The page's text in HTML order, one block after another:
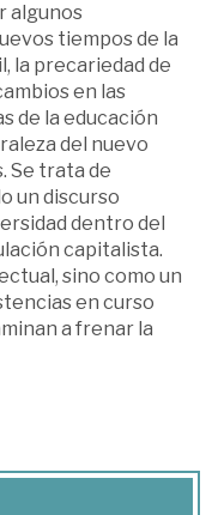
algunos
tiempos de la
la precariedad de
en las
de la educación
del nuevo
Se trata de
un discurso
dentro del
capitalista.
sino como un
en curso
a frenar la